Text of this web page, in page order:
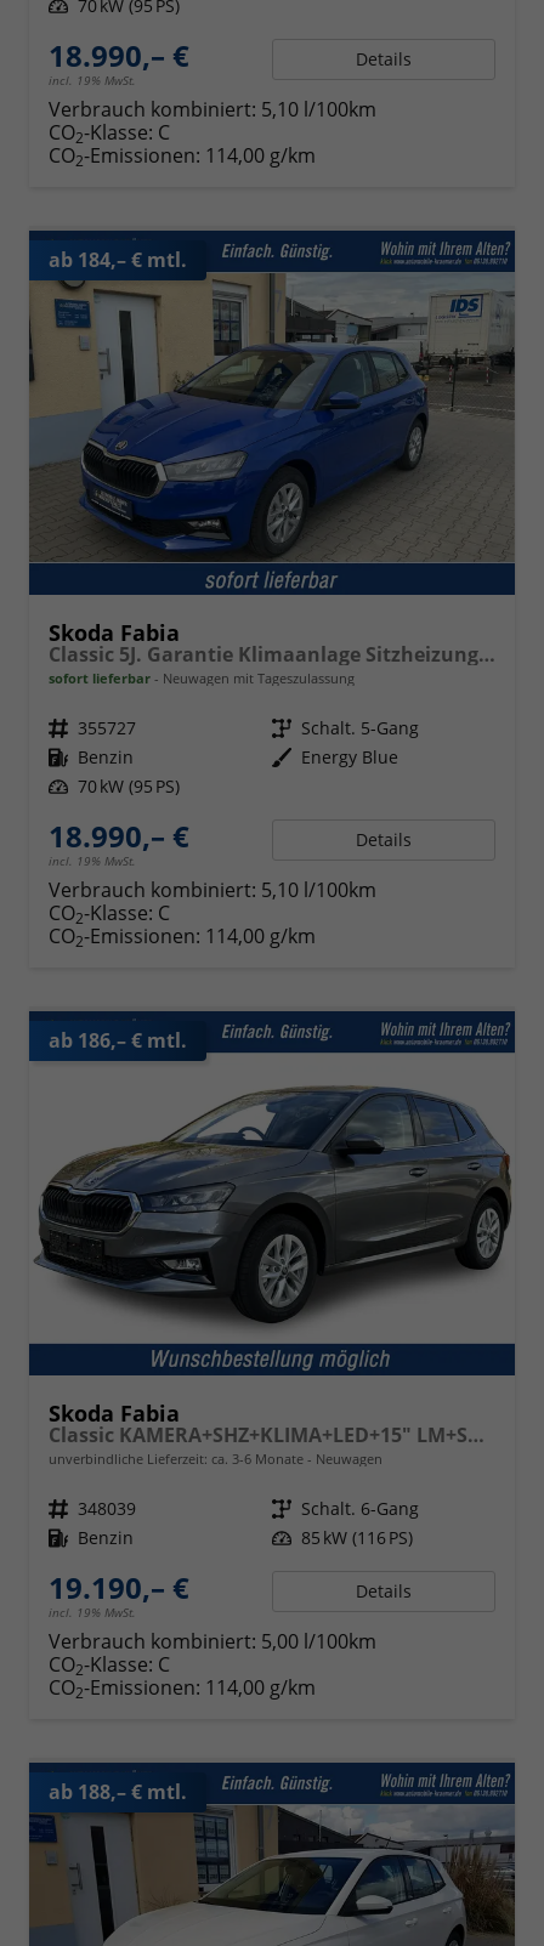
Leistung 70 kW (95 PS)
18.990,– €
incl. 19% MwSt.
Details
Verbrauch kombiniert: 5,10 l/100km
CO2-Klasse: C
CO2-Emissionen: 114,00 g/km
ab 184,– € mtl.
Skoda Fabia
Classic 5J. Garantie Klimaanlage Sitzheizung vorn Virtuelles Cockpit Kamera PDC v+h
sofort lieferbar Neuwagen mit Tageszulassung
Fahrzeugnr. 355727 Getriebe Schalt. 5-Gang
Kraftstoff Benzin Außenfarbe Energy Blue
Leistung 70 kW (95 PS)
18.990,– €
incl. 19% MwSt.
Details
Verbrauch kombiniert: 5,10 l/100km
CO2-Klasse: C
CO2-Emissionen: 114,00 g/km
ab 186,– € mtl.
Skoda Fabia
Classic KAMERA+SHZ+KLIMA+LED+15" LM+SMARTLINK
unverbindliche Lieferzeit: ca. 3-6 Monate Neuwagen
Fahrzeugnr. 348039 Getriebe Schalt. 6-Gang
Kraftstoff Benzin Leistung 85 kW (116 PS)
19.190,– €
incl. 19% MwSt.
Details
Verbrauch kombiniert: 5,00 l/100km
CO2-Klasse: C
CO2-Emissionen: 114,00 g/km
ab 188,– € mtl.